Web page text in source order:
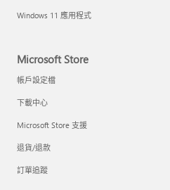
Windows 11 應用程式
Microsoft Store
帳戶設定檔
下載中心
Microsoft Store 支援
退貨/退款
訂單追蹤